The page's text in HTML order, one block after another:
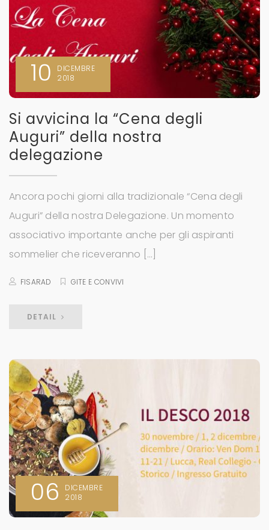
10
DICEMBRE
2018
Si avvicina la “Cena degli
Auguri” della nostra
delegazione
Ancora pochi giorni alla tradizionale “Cena degli
Auguri” della nostra Delegazione. Un momento
associativo importante anche per gli aspiranti
sommelier che riceveranno […]
FISARAD GITE E CONVIVI
DETAIL
06
DICEMBRE
2018